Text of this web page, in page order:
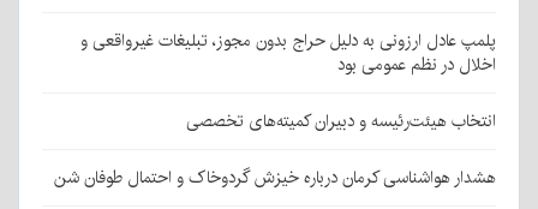
پلمپ عادل ارزونی به دليل حراج بدون مجوز، تبليغات غیرواقعی و
اخلال در نظم عمومی بود
انتخاب هیئت‌رئیسه و دبیران کمیته‌های تخصصی
هشدار هواشناسی کرمان درباره خیزش گردوخاک و احتمال طوفان شن